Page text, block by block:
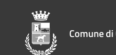
Comune